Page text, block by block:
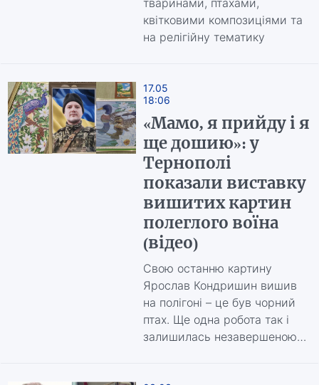
тваринами, птахами,
квітковими композиціями та
на релігійну тематику
17.05
18:06
«Мамо, я прийду і я
ще дошию»: у
Тернополі
показали виставку
вишитих картин
полеглого воїна
(відео)
Свою останню картину
Ярослав Кондришин вишив
на полігоні – це був чорний
птах. Ще одна робота так і
залишилась незавершеною…